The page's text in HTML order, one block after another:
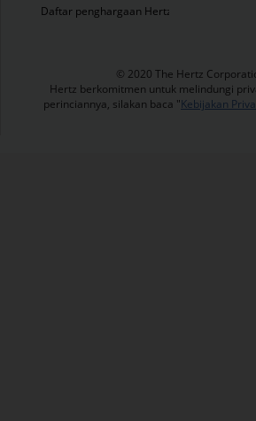
Daftar penghargaan Hertz
​© 2020 The Hertz
Hertz berkomitmen untuk melindungi
perinciannya, silakan baca "Kebijakan